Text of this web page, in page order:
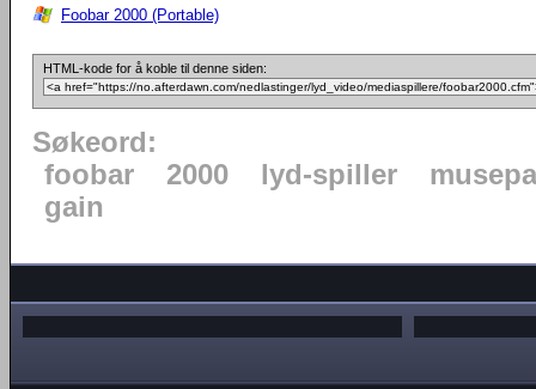
Foobar 2000 (Portable)
HTML-kode for å koble til denne siden:
Søkeord:
foobar
2000 lyd-spiller
gain